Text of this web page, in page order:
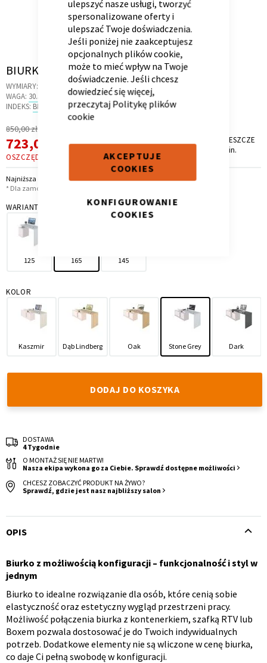
ulepszyć nasze usługi, tworzyć
spersonalizowane oferty i
ulepszać Twoje doświadczenia.
Jeśli poniżej nie zaakceptujesz
opcjonalnych plików cookie,
może to mieć wpływ na Twoje
doświadczenie. Jeśli chcesz
dowiedzieć się więcej,
przeczytaj Politykę plików
cookie
AKCEPTUJE
COOKIES
KONFIGUROWANIE
COOKIES
Skip
the
beginning
the
images
gallery
BIURKO L4 165 STONE GREY
WYMIARY:
165.4 X 58 X 78 CM
WAGA: 30.5 KG
INDEKS: BM.43
Regularna
Cena
850,00 zł
Cena
promocyjna
723,00 zł *
OSZCZĘDZASZ
PROMOCJA TRWA JESZCZE
7 dni, 2 godz. i 17 min.
Najniższa cena z 30 dni przed obniżką: 723,00 zł
* Dla zamówień powyżej 6 999,00 zł
WARIANT
125 165 145
KOLOR
Kaszmir Dąb Lindberg Oak Stone Grey Dark
DODAJ DO KOSZYKA
DOSTAWA
4 Tygodnie
O MONTAŻ SIĘ NIE MARTW!
Nasza ekipa wykona go za Ciebie. Sprawdź dostępne możliwości
CHCESZ ZOBACZYĆ PRODUKT NA ŻYWO?
Sprawdź, gdzie jest nasz najbliższy salon
OPIS
Opis
produktu
Biurko z możliwością konfiguracji – funkcjonalność i styl w
jednym
Biurko to idealne rozwiązanie dla osób, które cenią sobie
elastyczność oraz estetyczny wygląd przestrzeni pracy.
Możliwość połączenia biurka z kontenerkiem, szafką RTV lub
Boxem pozwala dostosować je do Twoich indywidualnych
potrzeb. Dodatkowe elementy nie są wliczone w cenę biurka,
co daje Ci pełną swobodę w konfiguracji.
Kontenerek Półka i szafka wisząca
Wszystkie meble